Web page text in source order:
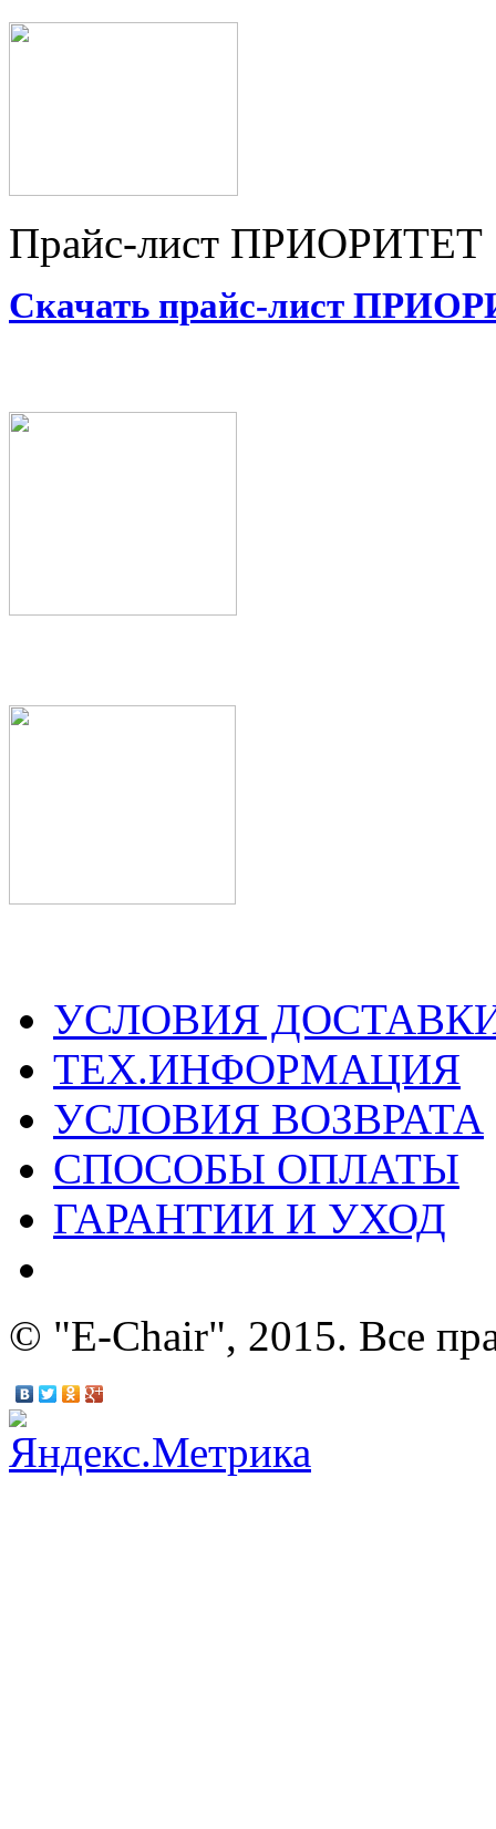
Прайс-лист ПРИОРИТЕТ
Скачать прайс-лист
УСЛОВИЯ
ТЕХ.ИНФОРМАЦИЯ
УСЛОВИЯ ВОЗВРАТА
СПОСОБЫ ОПЛАТЫ
ГАРАНТИИ И УХОД
© "E-Chair", 2015. Все